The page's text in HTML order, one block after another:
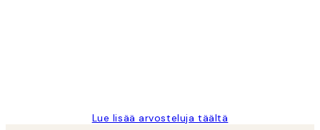
Lue lisää arvosteluja täältä